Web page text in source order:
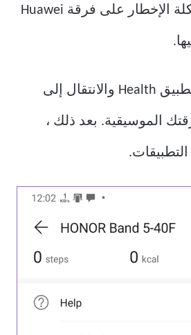
ذلك إلى إصلاح مشكلة الإخطار على فرقة Huawei
ما عليك سوى فتح تطبيق Health والانتقال إلى
الموسيقية. بعد ذلك ،